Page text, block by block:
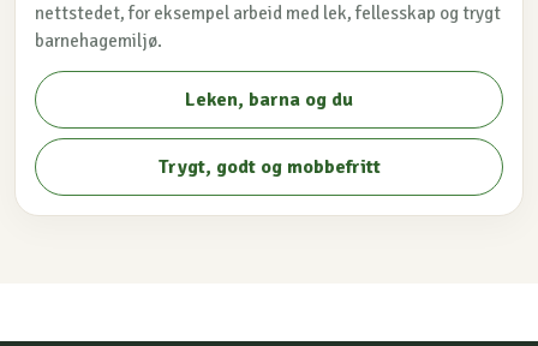
nettstedet, for eksempel arbeid med lek, fellesskap og trygt
barnehagemiljø.
Leken, barna og du
Trygt, godt og mobbefritt